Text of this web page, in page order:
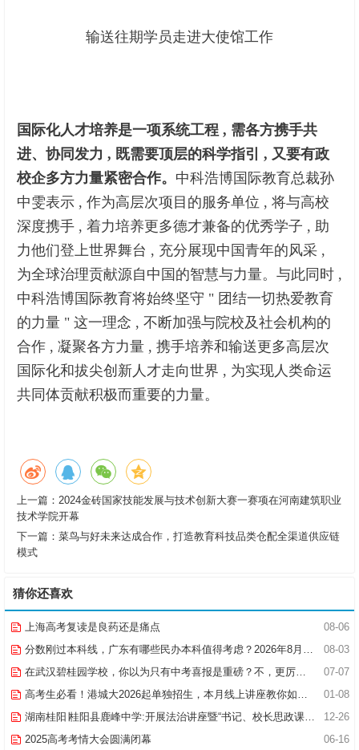
输送往期学员走进大使馆工作
国际化人才培养是一项系统工程 , 需各方携手共
进、协同发力 , 既需要顶层的科学指引 , 又要有政
校企多方力量紧密合作。 中科浩博国际教育总裁孙
中雯表示 , 作为高层次项目的服务单位 , 将与高校
深度携手 , 着力培养更多德才兼备的优秀学子 , 助
力他们登上世界舞台 , 充分展现中国青年的风采 ,
为全球治理贡献源自中国的智慧与力量。与此同时 ,
中科浩博国际教育将始终坚守 " 团结一切热爱教育
的力量 " 这一理念 , 不断加强与院校及社会机构的
合作 , 凝聚各方力量 , 携手培养和输送更多高层次
国际化和拔尖创新人才走向世界 , 为实现人类命运
共同体贡献积极而重要的力量。
上一篇： 2024金砖国家技能发展与技术创新大赛一赛项在河南建筑职业
技术学院开幕
下一篇： 菜鸟与好未来达成合作，打造教育科技品类仓配全渠道供应链
模式
猜你还喜欢
08-06
上海高考复读是良药还是痛点
08-03
分数刚过本科线，广东有哪些民办本科值得考虑？2026年8月报考指南
07-07
在武汉碧桂园学校，你以为只有中考喜报是重磅？不，更厉害的是幼小初（高）跨学段贯通培养项目！
01-08
高考生必看！港城大2026起单独招生，本月线上讲座教你如何“双线冲刺”
12-26
湖南桂阳∣桂阳县鹿峰中学:开展法治讲座暨“书记、校长思政课堂”活动
06-16
2025高考考情大会圆满闭幕